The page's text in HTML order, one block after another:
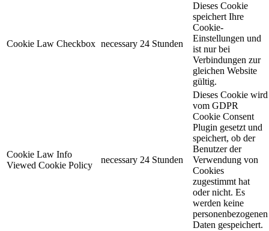
Cookie Law Checkbox necessary 24 Stunden
Dieses Cookie
speichert Ihre
Cookie-
Einstellungen und
ist nur bei
Verbindungen zur
gleichen Website
gültig.
Cookie Law Info
Viewed Cookie Policy
necessary 24 Stunden
Dieses Cookie wird
vom GDPR
Cookie Consent
Plugin gesetzt und
speichert, ob der
Benutzer der
Verwendung von
Cookies
zugestimmt hat
oder nicht. Es
werden keine
personenbezogenen
Daten gespeichert.